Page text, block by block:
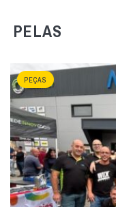
PELAS
PEÇAS